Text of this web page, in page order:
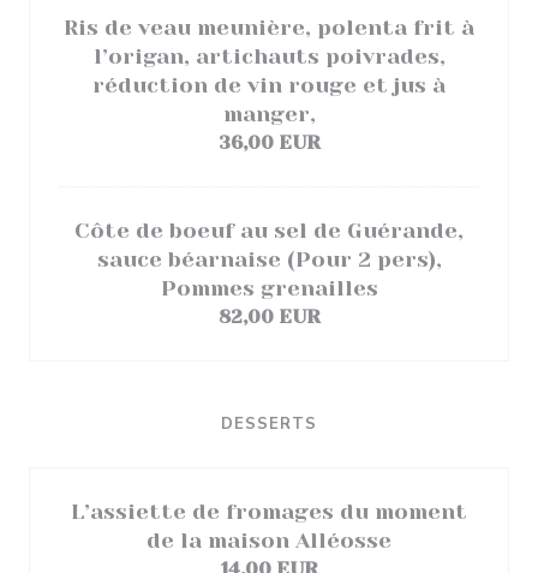
Ris de veau meunière, polenta frit à
l’origan, artichauts poivrades,
réduction de vin rouge et jus à
manger,
36,00 EUR
Côte de boeuf au sel de Guérande,
sauce béarnaise (Pour 2 pers),
Pommes grenailles
82,00 EUR
DESSERTS
L’assiette de fromages du moment
de la maison Alléosse